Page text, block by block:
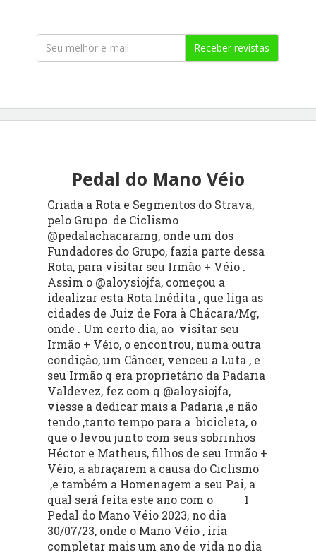
Receber revistas
Pedal do Mano Véio
Criada a Rota e Segmentos do Strava,
pelo Grupo de Ciclismo
@pedalachacaramg, onde um dos
Fundadores do Grupo, fazia parte dessa
Rota, para visitar seu Irmão + Véio .
Assim o @aloysiojfa, começou a
idealizar esta Rota Inédita , que liga as
cidades de Juiz de Fora à Chácara/Mg,
onde . Um certo dia, ao visitar seu
Irmão + Véio, o encontrou, numa outra
condição, um Câncer, venceu a Luta , e
seu Irmão q era proprietário da Padaria
Valdevez, fez com q @aloysiojfa,
viesse a dedicar mais a Padaria ,e não
tendo ,tanto tempo para a bicicleta, o
que o levou junto com seus sobrinhos
Héctor e Matheus, filhos de seu Irmão +
Véio, a abraçarem a causa do Ciclismo
,e também a Homenagem a seu Pai, a
qual será feita este ano com o 1
Pedal do Mano Véio 2023, no dia
30/07/23, onde o Mano Véio , iria
completar mais um ano de vida no dia